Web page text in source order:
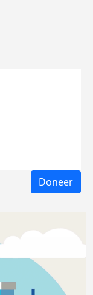
Doneer